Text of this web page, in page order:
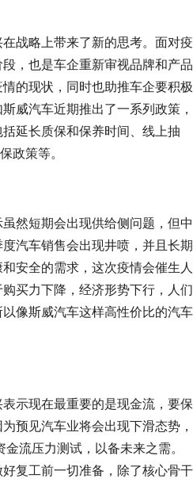
战略上带来了新的思考。面对疫
，也是车企重新审视品牌和产品
的现状，同时也助推车企要积极
威汽车近期推出了一系列政策，
延长质保和保养时间、线上抽
政策等。
然短期会出现供给侧问题，但中
汽车销售会出现井喷，并且长期
安全的需求，这次疫情会催生人
买力下降，经济形势下行，人们
像斯威汽车这样高性价比的汽车
示现在最重要的是现金流，要保
预见汽车业将会出现下滑态势，
流压力测试，以备未来之需。
复工前一切准备，除了核心骨干